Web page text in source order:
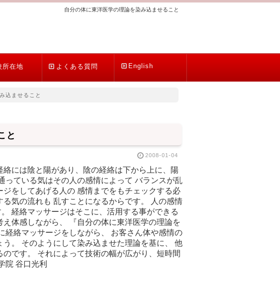
自分の体に東洋医学の理論を染み込ませること
所在地 よくある質問 English
込ませること
と
2008-01-04
には陰と陽があり、陰の経絡は下から上に、陽
ている気はその人の感情によって バランスが乱
をしてあげる人の 感情までをもチェックする必
気の流れも 乱すことになるからです。 人の感情
経絡マッサージはそこに、活用する事ができる
体感しながら、 『自分の体に東洋医学の理論を
絡マッサージをしながら、 お客さん体や感情の
。 そのようにして染み込ませた理論を基に、 他
です。 それによって技術の幅が広がり、短時間
院 谷口光利